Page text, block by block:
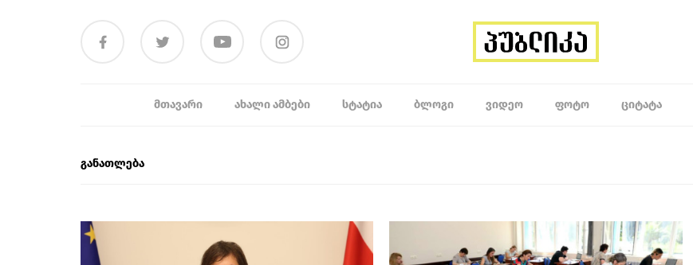
ᲛᲗᲐᲕᲐᲠᲘ ᲐᲮᲐᲚᲘ ᲐᲛᲑᲔᲑᲘ ᲡᲢᲐᲢᲘᲐ ᲑᲚᲝᲒᲘ ᲕᲘᲓᲔᲝ ᲤᲝᲢᲝ ᲪᲘᲢᲐᲢᲐ
განათლება